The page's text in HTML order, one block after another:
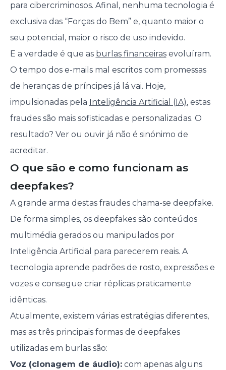
para cibercriminosos. Afinal, nenhuma tecnologia é
exclusiva das “Forças do Bem” e, quanto maior o
seu potencial, maior o risco de uso indevido.
E a verdade é que as burlas financeirasevoluíram.
O tempo dos e-mails mal escritos com promessas
de heranças de príncipes já lá vai. Hoje,
impulsionadas pela Inteligência Artificial (IA), estas
fraudes são mais sofisticadas e personalizadas. O
resultado? Ver ou ouvir já não é sinónimo de
acreditar.
O que são e como funcionam as
deepfakes?
A grande arma destas fraudes chama-se deepfake.
De forma simples, os deepfakes são conteúdos
multimédia gerados ou manipulados por
Inteligência Artificial para parecerem reais. A
tecnologia aprende padrões de rosto, expressões e
vozes e consegue criar réplicas praticamente
idênticas.
Atualmente, existem várias estratégias diferentes,
mas as três principais formas de deepfakes
utilizadas em burlas são:
Voz (clonagem de áudio):com apenas alguns